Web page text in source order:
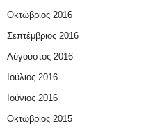
Οκτώβριος 2016
Σεπτέμβριος 2016
Αύγουστος 2016
Ιούλιος 2016
Ιούνιος 2016
Οκτώβριος 2015